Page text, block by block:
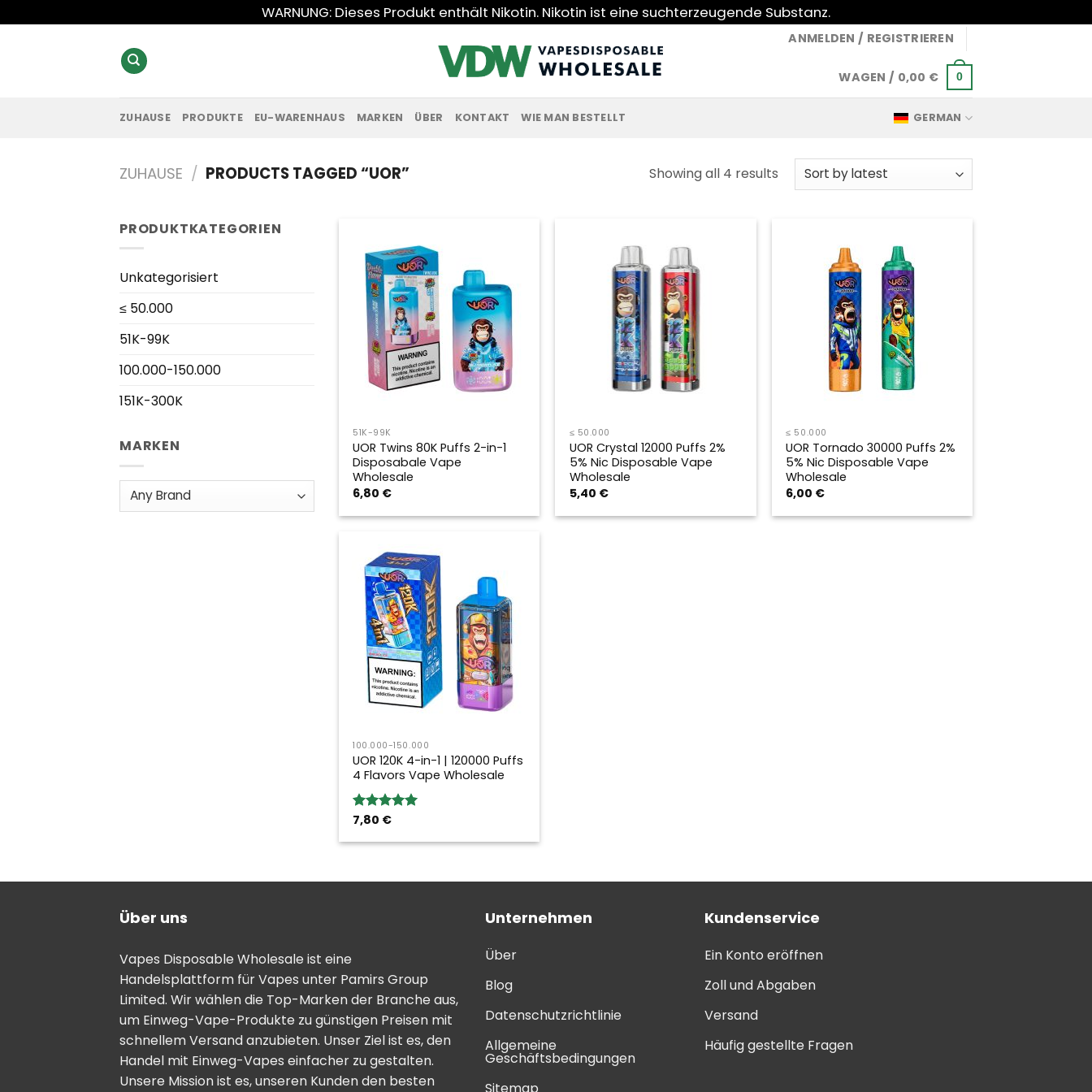
Inhalt
WARNUNG: Dieses Produkt enthält Nikotin. Nikotin ist eine suchterzeugende Substanz.
ANMELDEN / REGISTRIEREN
WAGEN / 0,00 € 0
ZUHAUSE PRODUKTE EU-WARENHAUS MARKEN ÜBER KONTAKT WIE MAN BESTELLT GERMAN
ZUHAUSE / PRODUCTS TAGGED “UOR” Showing all 4 resultsSorted
PRODUKTKATEGORIEN
Unkategorisiert
≤ 50.000
51K-99K
100.000-150.000
151K-300K
MARKEN
51K-99K
UOR Twins 80K Puffs 2-in-1
Disposabale Vape
Wholesale
6,80 €
≤ 50.000
UOR Crystal 12000 Puffs 2%
5% Nic Disposable Vape
Wholesale
5,40 €
≤ 50.000
UOR Tornado 30000 Puffs 2%
5% Nic Disposable Vape
Wholesale
6,00 €
100.000-150.000
UOR 120K 4-in-1 | 120000 Puffs
4 Flavors Vape Wholesale
Bewertung:
7,80 €
Über uns
Vapes Disposable Wholesale ist eine
Handelsplattform für Vapes unter Pamirs Group
Limited. Wir wählen die Top-Marken der Branche aus,
um Einweg-Vape-Produkte zu günstigen Preisen mit
schnellem Versand anzubieten. Unser Ziel ist es, den
Handel mit Einweg-Vapes einfacher zu gestalten.
Unsere Mission ist es, unseren Kunden den besten
Unternehmen
Über
Blog
Datenschutzrichtlinie
Allgemeine
Geschäftsbedingungen
Sitemap
Kundenservice
Ein Konto eröffnen
Zoll und Abgaben
Versand
Häufig gestellte Fragen